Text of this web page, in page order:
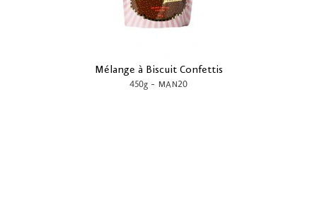
Mélange à Biscuit Confettis
450g - MAN20